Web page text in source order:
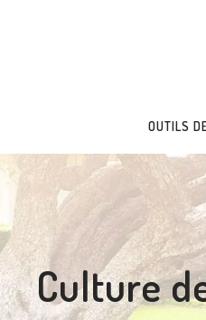
OUTILS
Culture